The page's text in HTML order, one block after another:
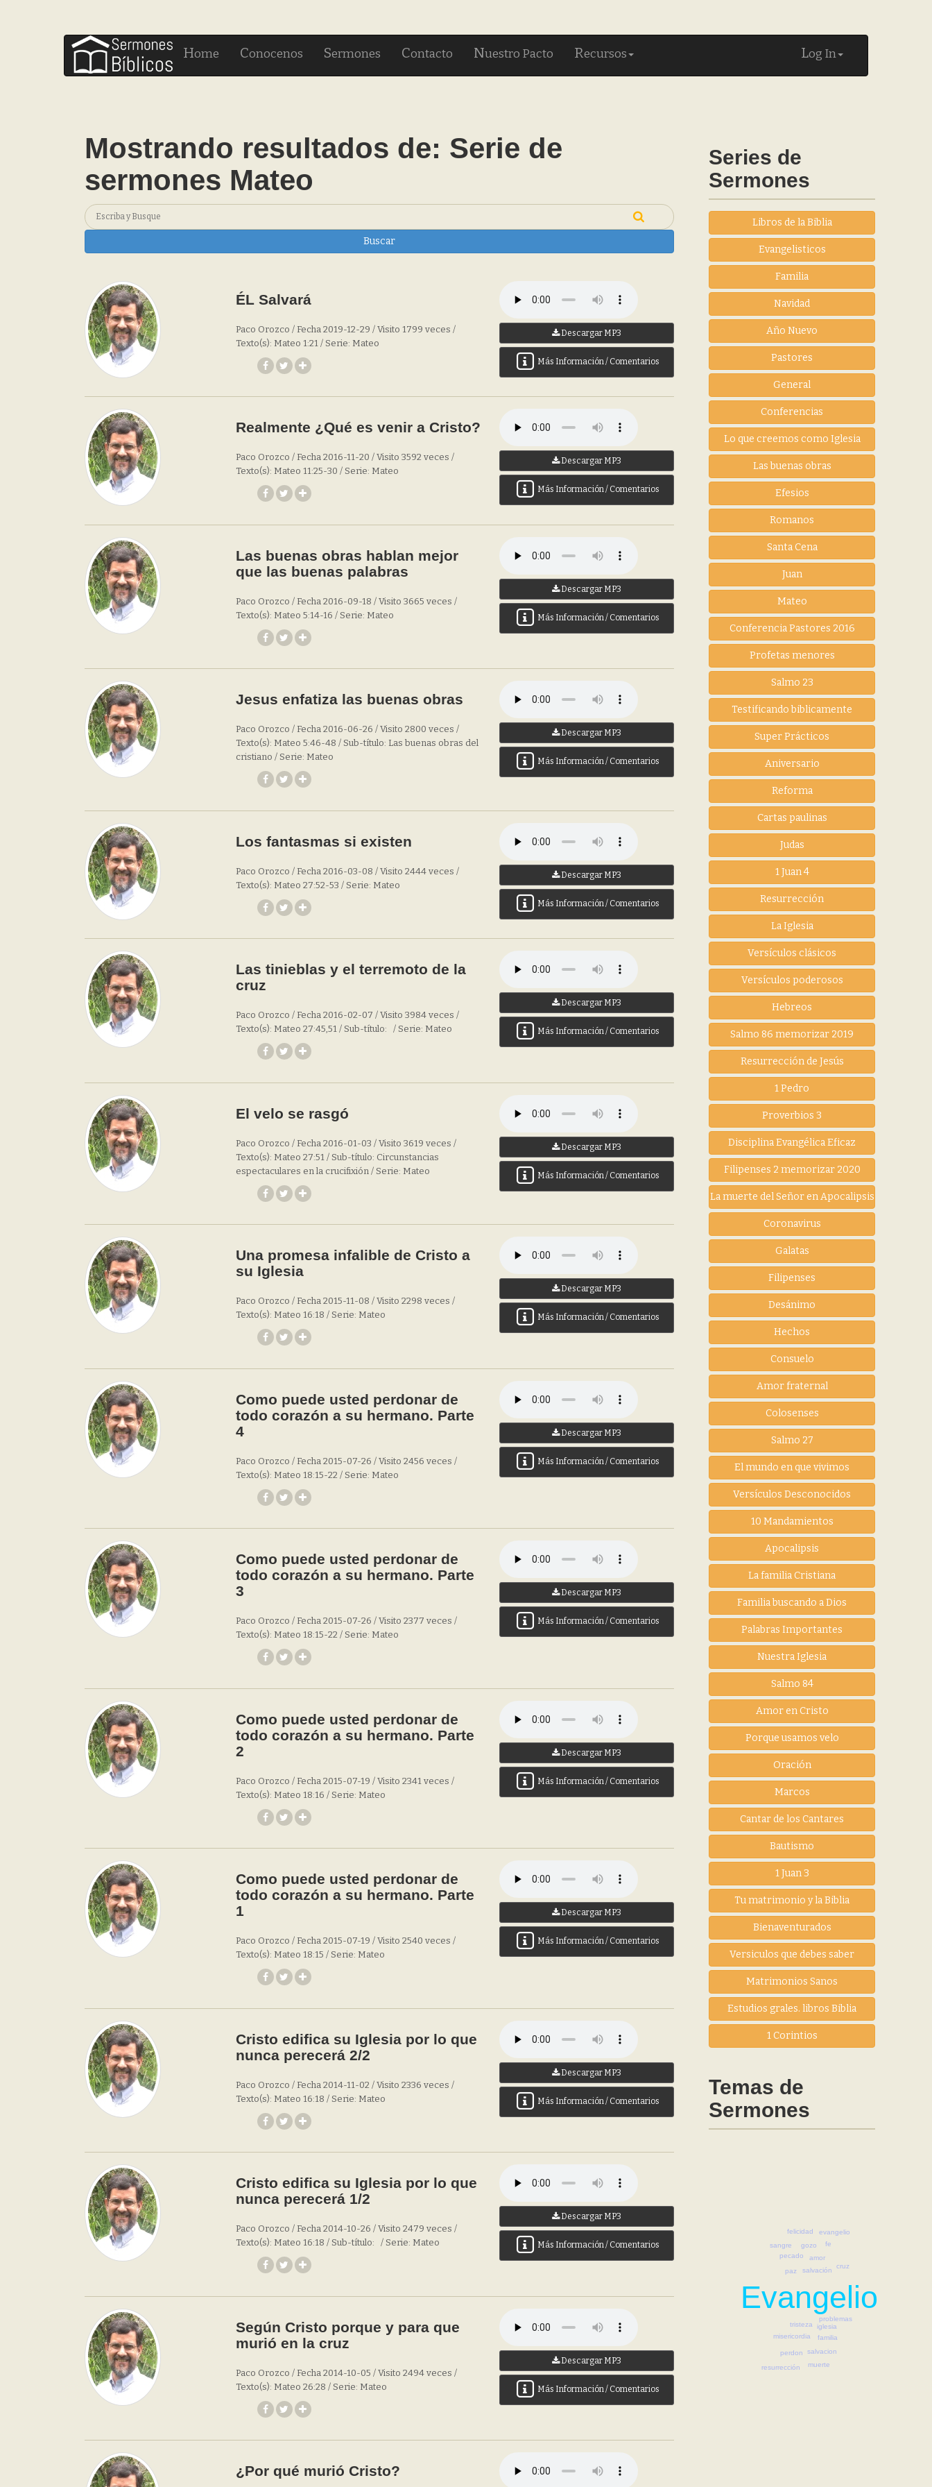
Log In
Home Conocenos Sermones Contacto Nuestro Pacto Recursos
Mostrando resultados de: Serie de
sermones Mateo
Buscar
ÉL Salvará
Paco Orozco / Fecha 2019-12-29 / Visito 1799 veces /
Texto(s): Mateo 1:21 / Serie: Mateo
Descargar MP3
Más Información / Comentarios
Realmente ¿Qué es venir a Cristo?
Paco Orozco / Fecha 2016-11-20 / Visito 3592 veces /
Texto(s): Mateo 11:25-30 / Serie: Mateo
Descargar MP3
Más Información / Comentarios
Las buenas obras hablan mejor
que las buenas palabras
Paco Orozco / Fecha 2016-09-18 / Visito 3665 veces /
Texto(s): Mateo 5:14-16 / Serie: Mateo
Descargar MP3
Más Información / Comentarios
Jesus enfatiza las buenas obras
Paco Orozco / Fecha 2016-06-26 / Visito 2800 veces /
Texto(s): Mateo 5:46-48 / Sub-título: Las buenas obras del
cristiano / Serie: Mateo
Descargar MP3
Más Información / Comentarios
Los fantasmas si existen
Paco Orozco / Fecha 2016-03-08 / Visito 2444 veces /
Texto(s): Mateo 27:52-53 / Serie: Mateo
Descargar MP3
Más Información / Comentarios
Las tinieblas y el terremoto de la
cruz
Paco Orozco / Fecha 2016-02-07 / Visito 3984 veces /
Texto(s): Mateo 27:45,51 / Sub-título: / Serie: Mateo
Descargar MP3
Más Información / Comentarios
El velo se rasgó
Paco Orozco / Fecha 2016-01-03 / Visito 3619 veces /
Texto(s): Mateo 27:51 / Sub-título: Circunstancias
espectaculares en la crucifixión / Serie: Mateo
Descargar MP3
Más Información / Comentarios
Una promesa infalible de Cristo a
su Iglesia
Paco Orozco / Fecha 2015-11-08 / Visito 2298 veces /
Texto(s): Mateo 16:18 / Serie: Mateo
Descargar MP3
Más Información / Comentarios
Como puede usted perdonar de
todo corazón a su hermano. Parte
4
Paco Orozco / Fecha 2015-07-26 / Visito 2456 veces /
Texto(s): Mateo 18:15-22 / Serie: Mateo
Descargar MP3
Más Información / Comentarios
Como puede usted perdonar de
todo corazón a su hermano. Parte
3
Paco Orozco / Fecha 2015-07-26 / Visito 2377 veces /
Texto(s): Mateo 18:15-22 / Serie: Mateo
Descargar MP3
Más Información / Comentarios
Como puede usted perdonar de
todo corazón a su hermano. Parte
2
Paco Orozco / Fecha 2015-07-19 / Visito 2341 veces /
Texto(s): Mateo 18:16 / Serie: Mateo
Descargar MP3
Más Información / Comentarios
Como puede usted perdonar de
todo corazón a su hermano. Parte
1
Paco Orozco / Fecha 2015-07-19 / Visito 2540 veces /
Texto(s): Mateo 18:15 / Serie: Mateo
Descargar MP3
Más Información / Comentarios
Cristo edifica su Iglesia por lo que
nunca perecerá 2/2
Paco Orozco / Fecha 2014-11-02 / Visito 2336 veces /
Texto(s): Mateo 16:18 / Serie: Mateo
Descargar MP3
Más Información / Comentarios
Cristo edifica su Iglesia por lo que
nunca perecerá 1/2
Paco Orozco / Fecha 2014-10-26 / Visito 2479 veces /
Texto(s): Mateo 16:18 / Sub-título: / Serie: Mateo
Descargar MP3
Más Información / Comentarios
Según Cristo porque y para que
murió en la cruz
Paco Orozco / Fecha 2014-10-05 / Visito 2494 veces /
Texto(s): Mateo 26:28 / Serie: Mateo
Descargar MP3
Más Información / Comentarios
¿Por qué murió Cristo?
Series de
Sermones
Libros de la Biblia
Evangelisticos
Familia
Navidad
Año Nuevo
Pastores
General
Conferencias
Lo que creemos como Iglesia
Las buenas obras
Efesios
Romanos
Santa Cena
Juan
Mateo
Conferencia Pastores 2016
Profetas menores
Salmo 23
Testificando biblicamente
Super Prácticos
Aniversario
Reforma
Cartas paulinas
Judas
1 Juan 4
Resurrección
La Iglesia
Versículos clásicos
Versículos poderosos
Hebreos
Salmo 86 memorizar 2019
Resurrección de Jesús
1 Pedro
Proverbios 3
Disciplina Evangélica Eficaz
Filipenses 2 memorizar 2020
La muerte del Señor en Apocalipsis
Coronavirus
Galatas
Filipenses
Desánimo
Hechos
Consuelo
Amor fraternal
Colosenses
Salmo 27
El mundo en que vivimos
Versículos Desconocidos
10 Mandamientos
Apocalipsis
La familia Cristiana
Familia buscando a Dios
Palabras Importantes
Nuestra Iglesia
Salmo 84
Amor en Cristo
Porque usamos velo
Oración
Marcos
Cantar de los Cantares
Bautismo
1 Juan 3
Tu matrimonio y la Biblia
Bienaventurados
Versiculos que debes saber
Matrimonios Sanos
Estudios grales. libros Biblia
1 Corintios
Temas de
Sermones
Evangelio
salvación
tristeza
amor
misericordia
pecado
paz
familia
iglesia
fe
gozo
perdon salvacion
evangelio
cruz
felicidad
problemas
sangre
resurrección muerte